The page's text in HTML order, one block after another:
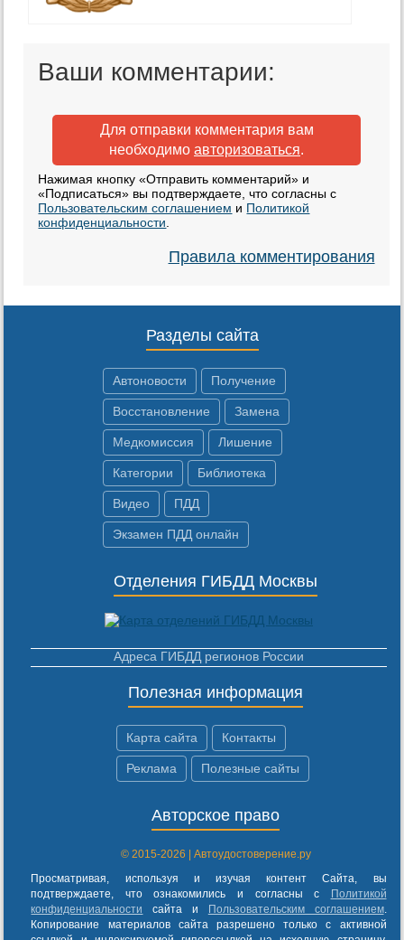
Ваши комментарии:
Для отправки комментария вам
необходимо авторизоваться.
Нажимая кнопку «Отправить комментарий» и
«Подписаться» вы подтверждаете, что согласны с
Пользовательским соглашением и Политикой
конфиденциальности
Правила комментирования
Разделы сайта
Автоновости Получение
Восстановление Замена
Медкомиссия Лишение
Категории Библиотека
Видео ПДД
Экзамен ПДД онлайн
Отделения ГИБДД Москвы
Адреса ГИБДД регионов России
Полезная информация
Карта сайта Контакты
Реклама Полезные сайты
Авторское право
© 2015-2026 | Автоудостоверение.ру
Просматривая, используя и изучая контент Сайта, вы
подтверждаете, что ознакомились и согласны с
Политикой
конфиденциальности
сайта и Пользовательским соглашением.
Копирование материалов сайта разрешено только с активной